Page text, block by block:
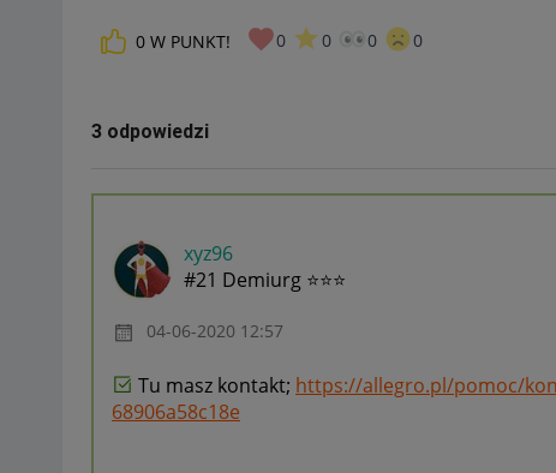
0 W PUNKT! 0 0 0 0
3 odpowiedzi
xyz96
#21 Demiurg ⭐⭐⭐
‎04-06-2020 12:57
Tu masz kontakt; https://allegro.pl/pomoc/
68906a58c18e